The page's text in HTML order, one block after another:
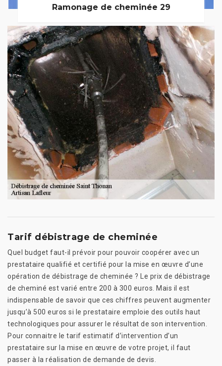
Ramonage de cheminée 29
Tarif débistrage de cheminée
Quel budget faut-il prévoir pour pouvoir coopérer avec un
prestataire qualifié et certifié pour la mise en œuvre d’une
opération de débistrage de cheminée ? Le prix de débistrage
de cheminé est varié entre 200 à 300 euros. Mais il est
indispensable de savoir que ces chiffres peuvent augmenter
jusqu’à 500 euros si le prestataire emploie des outils haut
technologiques pour assurer le résultat de son intervention.
Pour connaitre le tarif estimatif d’intervention d’un
prestataire sur la mise en œuvre de votre projet, il faut
passer à la réalisation de demande de devis.